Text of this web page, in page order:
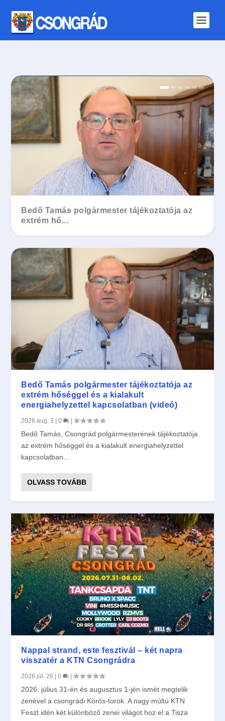
Bedő Tamás polgármester tájékoztatója az
extrém hő...
Nappal strand, este fesztivál – két napra
visszaté...
46. Csongrádi Napok
Csongrádi Ipari Park fejlesztése 2. című
pályázat ...
Tájékoztatás vízminőséggel kapcsolatban
A legszebb konyhakertek
Bedő Tamás polgármester tájékoztatója az
extrém hőséggel és a kialakult
energiahelyzettel kapcsolatban (videó)
2026 aug. 3 |0 |
Bedő Tamás, Csongrád polgármesterének tájékoztatója
az extrém hőséggel és a kialakult energiahelyzettel
kapcsolatban…
OLVASS TOVÁBB
Nappal strand, este fesztivál – két napra
visszatér a KTN Csongrádra
2026 júl. 26 |0 |
2026. július 31-én és augusztus 1-jén ismét megtelik
zenével a csongrádi Körös-torok. A nagy múltú KTN
Feszt idén két különböző zenei világot hoz el a Tisza